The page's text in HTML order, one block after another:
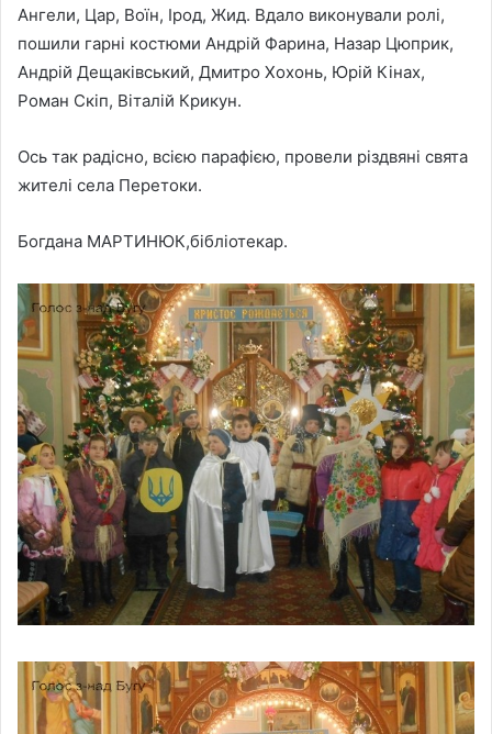
Ангели, Цар, Воїн, Ірод, Жид. Вдало виконували ролі,
пошили гарні костюми Андрій Фарина, Назар Цюприк,
Андрій Дещаківський, Дмитро Хохонь, Юрій Кінах,
Роман Скіп, Віталій Крикун.
Ось так радісно, всією парафією, провели різдвяні свята
жителі села Перетоки.
Богдана МАРТИНЮК,бібліотекар.